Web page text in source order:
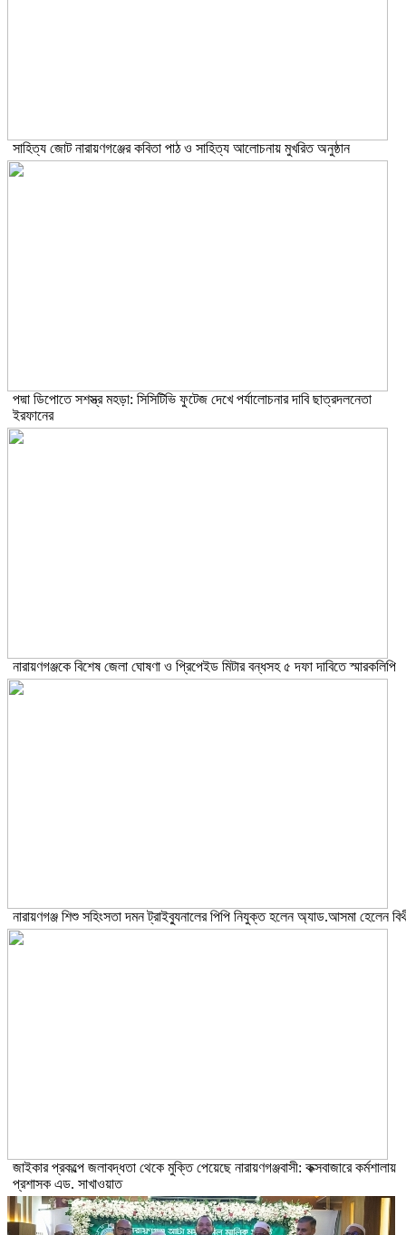
সাহিত্য জোট নারায়ণগঞ্জের কবিতা পাঠ ও সাহিত্য আলোচনায় মুখরিত অনুষ্ঠান
পদ্মা ডিপোতে সশস্ত্র মহড়া: সিসিটিভি ফুটেজ দেখে পর্যালোচনার দাবি ছাত্রদলনেতা
ইরফানের
নারায়ণগঞ্জকে বিশেষ জেলা ঘোষণা ও প্রিপেইড মিটার বন্ধসহ ৫ দফা দাবিতে স্মারকলিপি
নারায়ণগঞ্জ শিশু সহিংসতা দমন ট্রাইব্যুনালের পিপি নিযুক্ত হলেন অ্যাড.আসমা হেলেন
জাইকার প্রকল্পে জলাবদ্ধতা থেকে মুক্তি পেয়েছে নারায়ণগঞ্জবাসী: কক্সবাজারে কর্মশালায়
প্রশাসক এড. সাখাওয়াত